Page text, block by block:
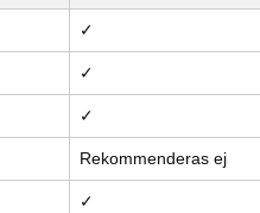
✓
✓
✓
Rekommenderas ej
✓